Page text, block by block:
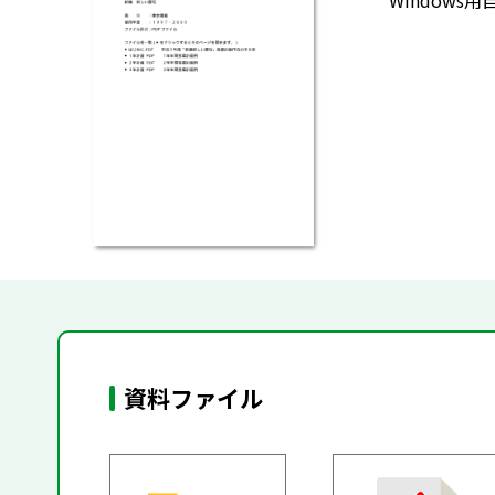
資料ファイル